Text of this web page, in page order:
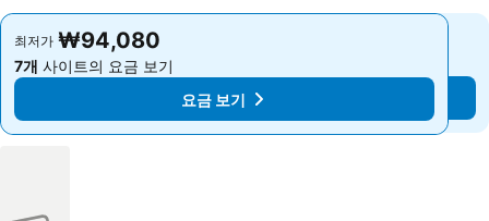
최저가 ₩94,080
7개 사이트의 요금 보기
요금 보기
최저가 ₩94,080
7개 사이트의 요금 보기
요금 보기